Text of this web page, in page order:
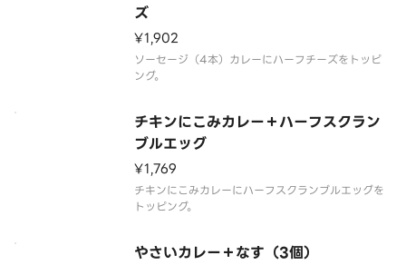
ズ
¥1,902
ソーセージ（4本）カレーにハーフチーズをトッピ
ング。
チキンにこみカレー＋ハーフスクラン
ブルエッグ
¥1,769
チキンにこみカレーにハーフスクランブルエッグを
トッピング。
やさいカレー＋なす（3個）